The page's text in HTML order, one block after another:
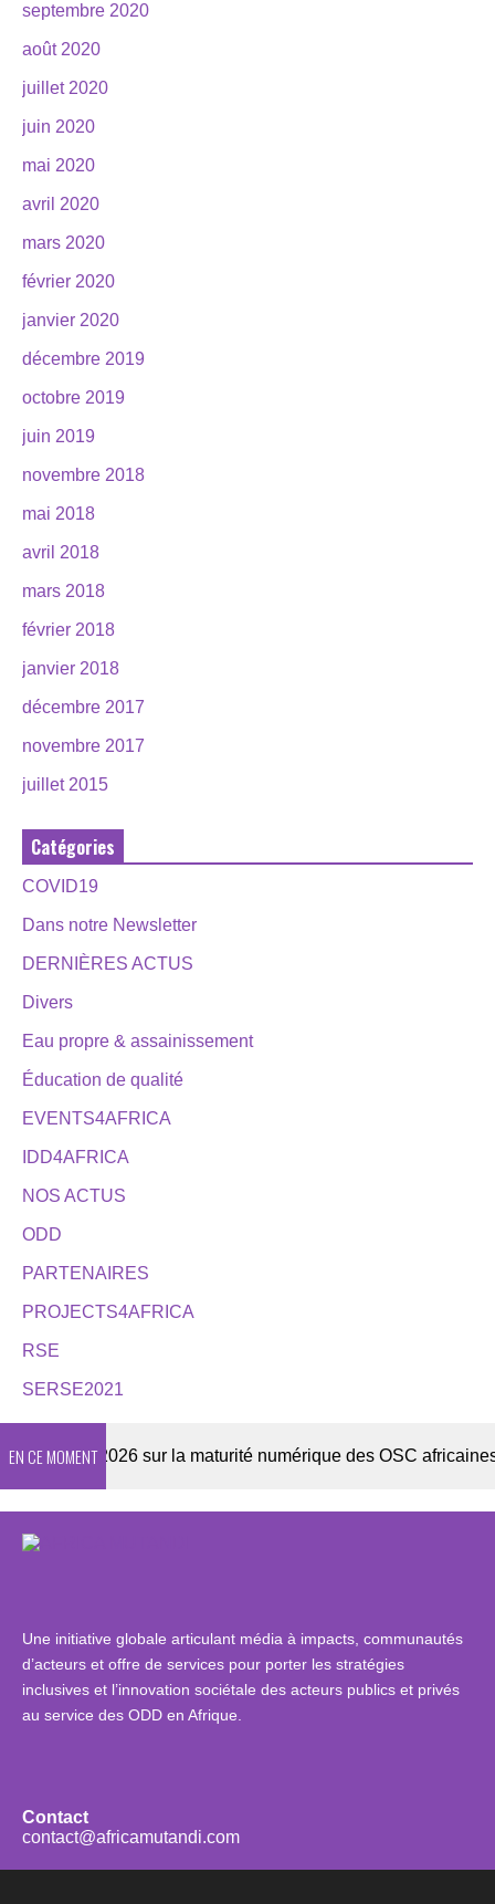
septembre 2020
août 2020
juillet 2020
juin 2020
mai 2020
avril 2020
mars 2020
février 2020
janvier 2020
décembre 2019
octobre 2019
juin 2019
novembre 2018
mai 2018
avril 2018
mars 2018
février 2018
janvier 2018
décembre 2017
novembre 2017
juillet 2015
Catégories
COVID19
Dans notre Newsletter
DERNIÈRES ACTUS
Divers
Eau propre & assainissement
Éducation de qualité
EVENTS4AFRICA
IDD4AFRICA
NOS ACTUS
ODD
PARTENAIRES
PROJECTS4AFRICA
RSE
SERSE2021
EN CE MOMENT2026 sur la maturité numérique des OSC africaines
Une initiative globale articulant média à impacts, communautés
d’acteurs et offre de services pour porter les stratégies
inclusives et l’innovation sociétale des acteurs publics et privés
au service des ODD en Afrique.
Contact
contact@africamutandi.com